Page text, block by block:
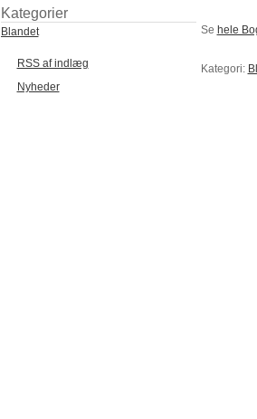
Kategorier
Blandet
RSS af indlæg
Nyheder
Se hele
Kategori: